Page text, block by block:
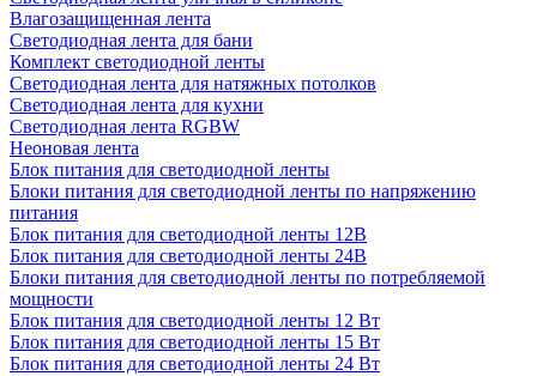
Влагозащищенная лента
Светодиодная лента для бани
Комплект светодиодной ленты
Светодиодная лента для натяжных потолков
Светодиодная лента для кухни
Светодиодная лента RGBW
Неоновая лента
Блок питания для светодиодной ленты
Блоки питания для светодиодной ленты по напряжению
питания
Блок питания для светодиодной ленты 12В
Блок питания для светодиодной ленты 24В
Блоки питания для светодиодной ленты по потребляемой
мощности
Блок питания для светодиодной ленты 12 Вт
Блок питания для светодиодной ленты 15 Вт
Блок питания для светодиодной ленты 24 Вт